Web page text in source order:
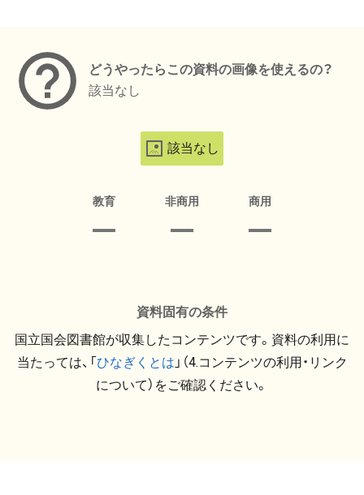
どうやったらこの資料の画像を使えるの？
該当なし
該当なし
教育 非商用 商用
資料固有の条件
国立国会図書館が収集したコンテンツです。資料の利用に
当たっては、「ひなぎくとは 」（4.コンテンツの利用・リンク
について）をご確認ください。